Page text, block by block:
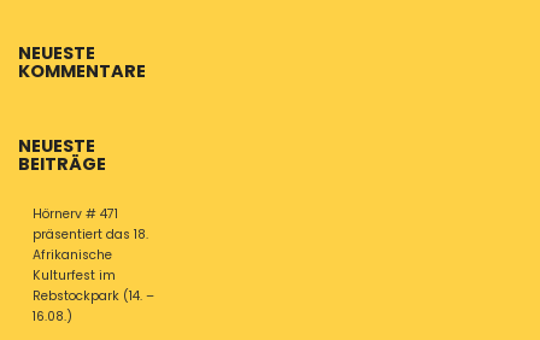
NEUESTE
KOMMENTARE
NEUESTE
BEITRÄGE
Hörnerv # 471
präsentiert das 18.
Afrikanische
Kulturfest im
Rebstockpark (14. –
16.08.)